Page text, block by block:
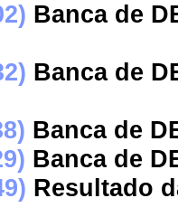
Banca de
Banca de
Banca de
Banca de
Resultado